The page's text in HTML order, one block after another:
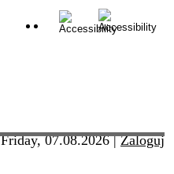
Friday, 07.08.2026|Zaloguj